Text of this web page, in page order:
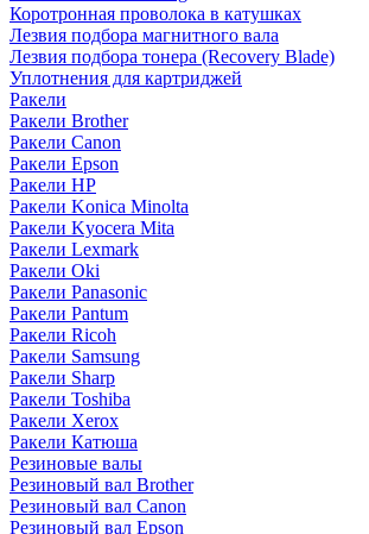
Коротронная проволока в катушках
Лезвия подбора магнитного вала
Лезвия подбора тонера (Recovery Blade)
Уплотнения для картриджей
Ракели
Ракели Brother
Ракели Canon
Ракели Epson
Ракели HP
Ракели Konica Minolta
Ракели Kyocera Mita
Ракели Lexmark
Ракели Oki
Ракели Panasonic
Ракели Pantum
Ракели Ricoh
Ракели Samsung
Ракели Sharp
Ракели Toshiba
Ракели Xerox
Ракели Катюша
Резиновые валы
Резиновый вал Brother
Резиновый вал Canon
Резиновый вал Epson